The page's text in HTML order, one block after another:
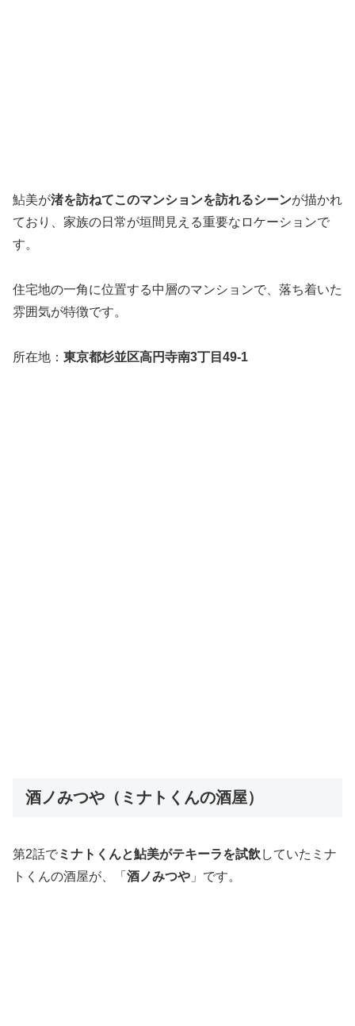
鮎美が渚を訪ねてこのマンションを訪れるシーンが描かれ
ており、家族の日常が垣間見える重要なロケーションで
す。
住宅地の一角に位置する中層のマンションで、落ち着いた
雰囲気が特徴です。
所在地： 東京都杉並区高円寺南3丁目49-1
酒ノみつや（ミナトくんの酒屋）
第2話でミナトくんと鮎美がテキーラを試飲 していたミナ
トくんの酒屋が、「 酒ノみつや 」です。